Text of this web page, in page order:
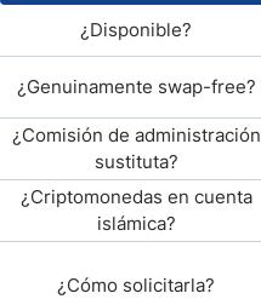
¿Disponible?
¿Genuinamente swap-free?
¿Comisión de administración
sustituta?
¿Criptomonedas en cuenta
islámica?
¿Cómo solicitarla?